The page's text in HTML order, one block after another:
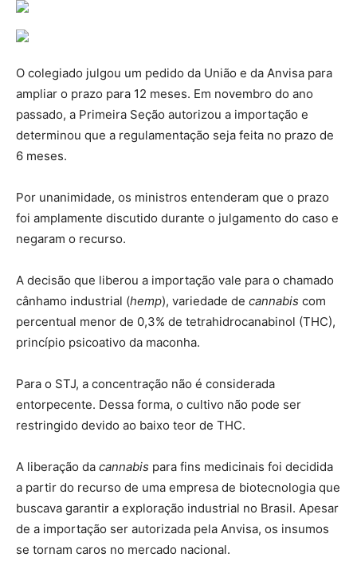
O colegiado julgou um pedido da União e da Anvisa para
ampliar o prazo para 12 meses. Em novembro do ano
passado, a Primeira Seção autorizou a importação e
determinou que a regulamentação seja feita no prazo de
6 meses.
Por unanimidade, os ministros entenderam que o prazo
foi amplamente discutido durante o julgamento do caso e
negaram o recurso.
A decisão que liberou a importação vale para o chamado
cânhamo industrial (hemp), variedade de cannabis com
percentual menor de 0,3% de tetrahidrocanabinol (THC),
princípio psicoativo da maconha.
Para o STJ, a concentração não é considerada
entorpecente. Dessa forma, o cultivo não pode ser
restringido devido ao baixo teor de THC.
A liberação da cannabis para fins medicinais foi decidida
a partir do recurso de uma empresa de biotecnologia que
buscava garantir a exploração industrial no Brasil. Apesar
de a importação ser autorizada pela Anvisa, os insumos
se tornam caros no mercado nacional.